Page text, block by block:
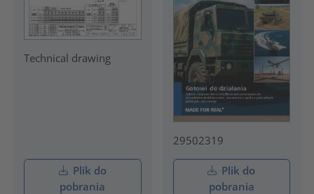
Technical drawing
Plik do
pobrania
29502319
Plik do
pobrania